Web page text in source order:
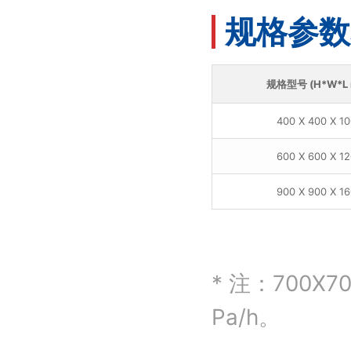
规格参
规格型号 (H*W*L
400 X 400 X
600 X 600 X
900 X 900 X
* 注：
Pa/h。